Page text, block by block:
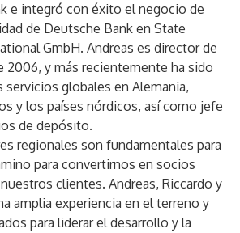
e integró con éxito el negocio de
de Deutsche Bank en State
GmbH. Andreas es director de
2006, y más recientemente ha sido
servicios globales en Alemania,
y los países nórdicos, así como jefe
de depósito.
regionales son fundamentales para
para convertirnos en socios
clientes. Andreas, Riccardo y
amplia experiencia en el terreno y
para liderar el desarrollo y la